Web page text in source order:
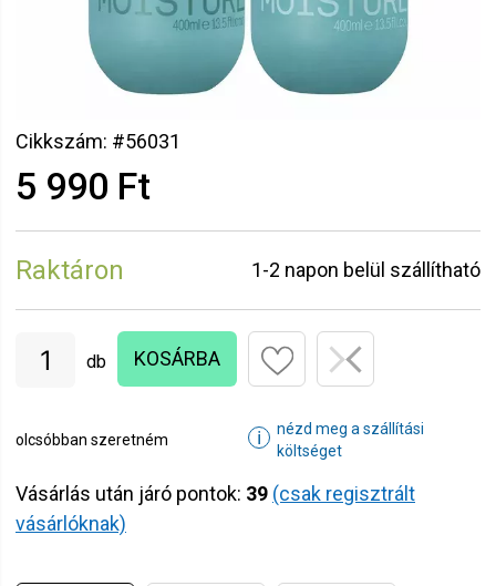
Cikkszám: #56031
5 990 Ft
Raktáron 1-2 napon belül szállítható
db KOSÁRBA
olcsóbban szeretném ℹ
nézd meg a szállítási
költséget
Vásárlás után járó pontok: 39 (csak regisztrált
vásárlóknak)